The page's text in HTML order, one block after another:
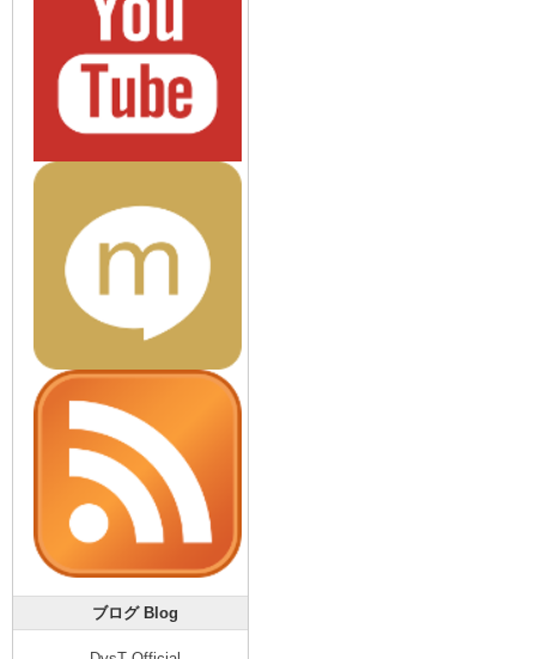
ブログ Blog